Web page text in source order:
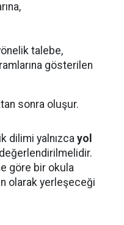
talebe,
gösterilen
sonra oluşur.
dilimi yalnızca yol
göre bir okula
olarak yerleşeceği